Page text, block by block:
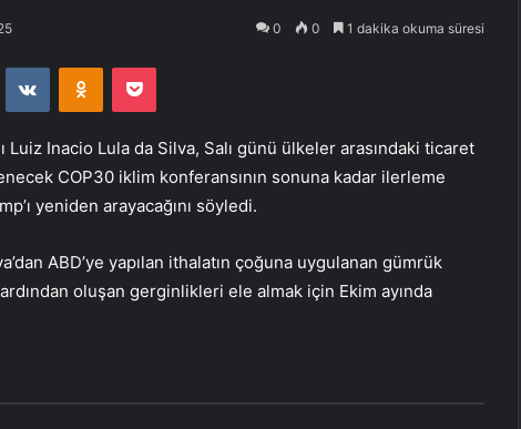
0 0 1 dakika okuma süresi
VKontakteOdnoklassniki
Pocket
Inacio Lula da Silva, Salı günü ülkeler arasındaki ticaret
COP30 iklim konferansının sonuna kadar ilerleme
yeniden arayacağını söyledi.
ABD’ye yapılan ithalatın çoğuna uygulanan gümrük
ardından oluşan gerginlikleri ele almak için Ekim ayında